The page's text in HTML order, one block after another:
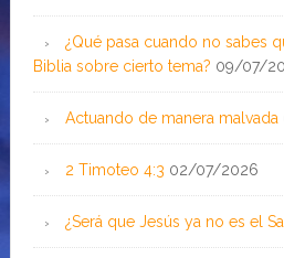
¿Qué pasa cuando no sabes
Biblia sobre cierto tema? 09/07/
Actuando de manera malvada
2 Timoteo 4:3 02/07/2026
¿Será que Jesús ya no es el